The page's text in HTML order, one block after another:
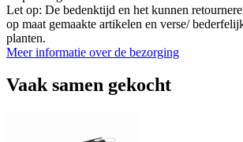
Let op: De bedenktijd en het kunnen
op maat gemaakte artikelen en verse/
planten.
Meer informatie over de bezorging
Vaak samen gekocht